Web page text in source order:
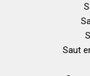
Saut